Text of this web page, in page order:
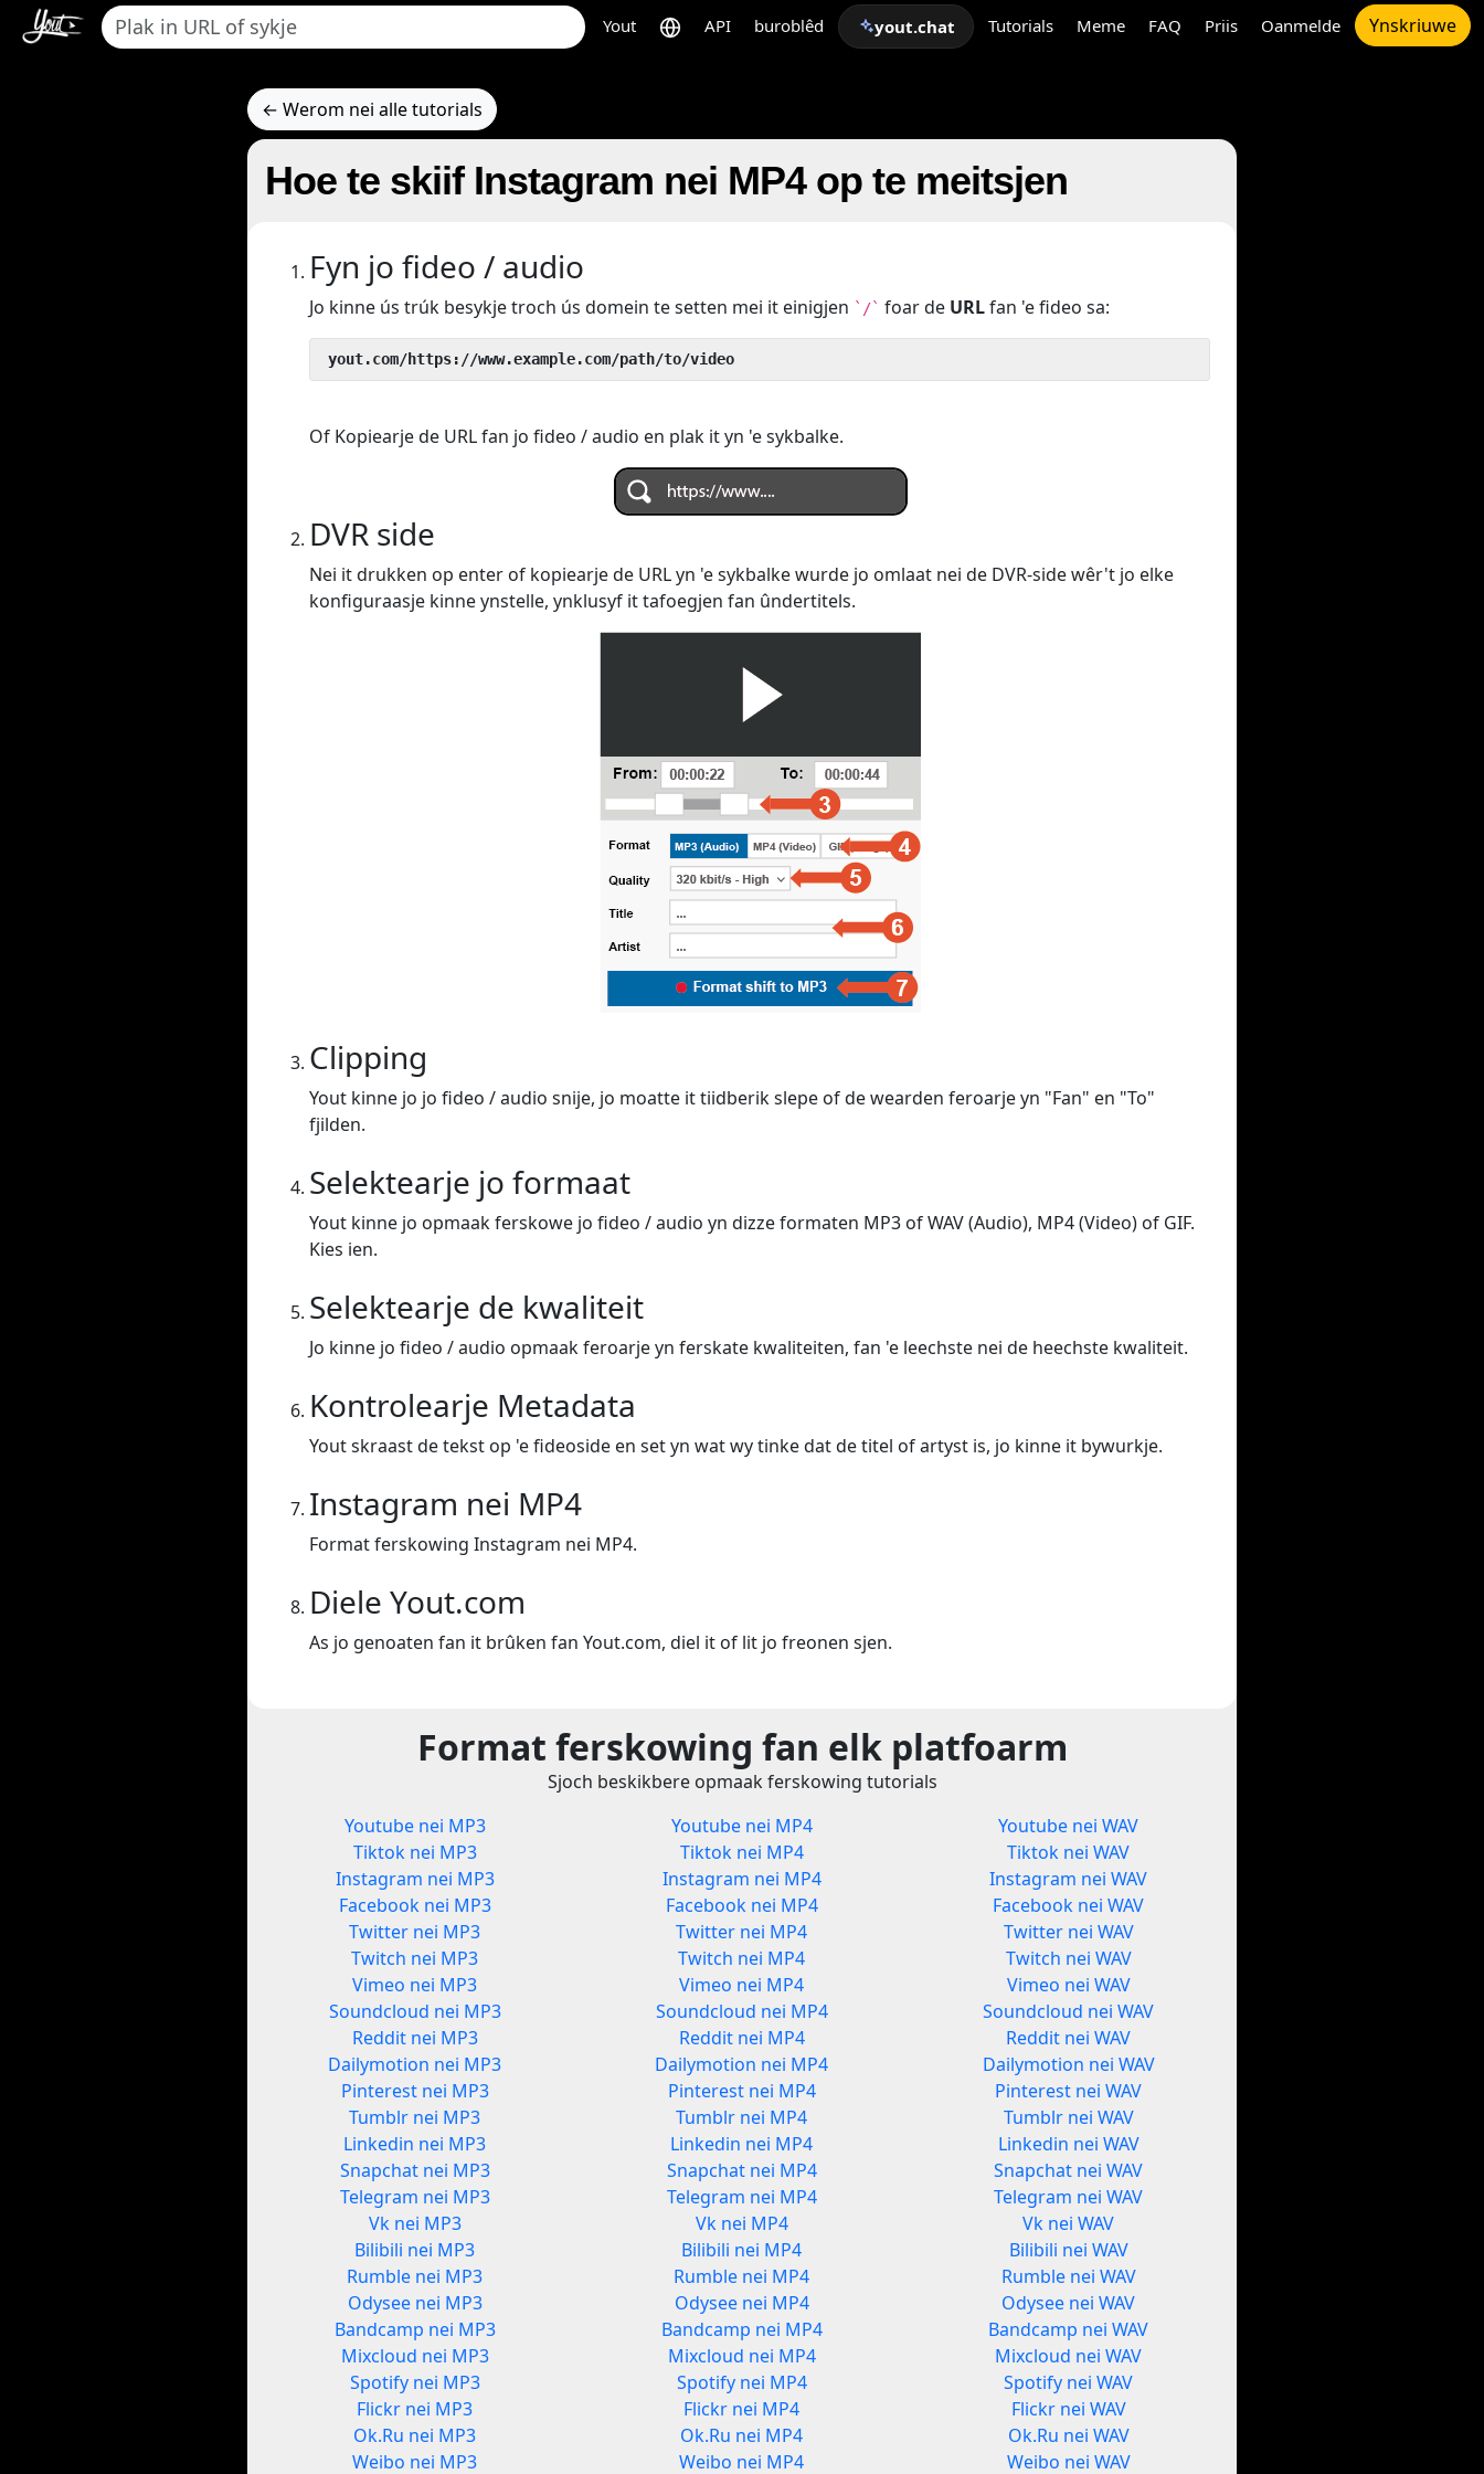
Yout API buroblêd yout.chat Tutorials Meme FAQ Priis Oanmelde Ynskriuwe
← Werom nei alle tutorials
Hoe te skiif Instagram nei MP4 op te meitsjen
Fyn jo fideo / audio
Jo kinne ús trúk besykje troch ús domein te setten mei it einigjen `/` foar de URLfan 'e fideo sa:
yout.com/https://www.example.com/path/to/video
Of Kopiearje de URL fan jo fideo / audio en plak it yn 'e sykbalke.
DVR side
Nei it drukken op enter of kopiearje de URL yn 'e sykbalke wurde jo omlaat nei de DVR-side wêr't jo elke
konfiguraasje kinne ynstelle, ynklusyf it tafoegjen fan ûndertitels.
Clipping
Yout kinne jo jo fideo / audio snije, jo moatte it tiidberik slepe of de wearden feroarje yn "Fan" en "To"
fjilden.
Selektearje jo formaat
Yout kinne jo opmaak ferskowe jo fideo / audio yn dizze formaten MP3 of WAV (Audio), MP4 (Video) of GIF.
Kies ien.
Selektearje de kwaliteit
Jo kinne jo fideo / audio opmaak feroarje yn ferskate kwaliteiten, fan 'e leechste nei de heechste kwaliteit.
Kontrolearje Metadata
Yout skraast de tekst op 'e fideoside en set yn wat wy tinke dat de titel of artyst is, jo kinne it bywurkje.
Instagram nei MP4
Format ferskowing Instagram nei MP4.
Diele Yout.com
As jo genoaten fan it brûken fan Yout.com, diel it of lit jo freonen sjen.
Format ferskowing fan elk platfoarm
Sjoch beskikbere opmaak ferskowing tutorials
Youtube nei MP3
Tiktok nei MP3
Instagram nei MP3
Facebook nei MP3
Twitter nei MP3
Twitch nei MP3
Vimeo nei MP3
Soundcloud nei MP3
Reddit nei MP3
Dailymotion nei MP3
Pinterest nei MP3
Tumblr nei MP3
Linkedin nei MP3
Snapchat nei MP3
Telegram nei MP3
Vk nei MP3
Bilibili nei MP3
Rumble nei MP3
Odysee nei MP3
Bandcamp nei MP3
Mixcloud nei MP3
Spotify nei MP3
Flickr nei MP3
Ok.Ru nei MP3
Weibo nei MP3
Youtube nei MP4
Tiktok nei MP4
Instagram nei MP4
Facebook nei MP4
Twitter nei MP4
Twitch nei MP4
Vimeo nei MP4
Soundcloud nei MP4
Reddit nei MP4
Dailymotion nei MP4
Pinterest nei MP4
Tumblr nei MP4
Linkedin nei MP4
Snapchat nei MP4
Telegram nei MP4
Vk nei MP4
Bilibili nei MP4
Rumble nei MP4
Odysee nei MP4
Bandcamp nei MP4
Mixcloud nei MP4
Spotify nei MP4
Flickr nei MP4
Ok.Ru nei MP4
Weibo nei MP4
Youtube nei WAV
Tiktok nei WAV
Instagram nei WAV
Facebook nei WAV
Twitter nei WAV
Twitch nei WAV
Vimeo nei WAV
Soundcloud nei WAV
Reddit nei WAV
Dailymotion nei WAV
Pinterest nei WAV
Tumblr nei WAV
Linkedin nei WAV
Snapchat nei WAV
Telegram nei WAV
Vk nei WAV
Bilibili nei WAV
Rumble nei WAV
Odysee nei WAV
Bandcamp nei WAV
Mixcloud nei WAV
Spotify nei WAV
Flickr nei WAV
Ok.Ru nei WAV
Weibo nei WAV